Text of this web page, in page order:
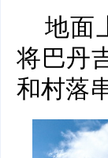
地面
将巴丹
和村落